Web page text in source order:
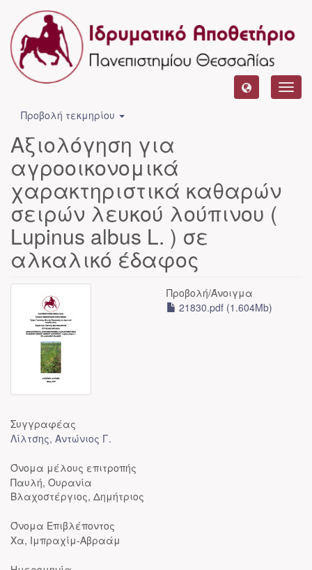
Προβολή τεκμηρίου
Αξιολόγηση για
αγροοικονομικά
χαρακτηριστικά καθαρών
σειρών λευκού λούπινου (
Lupinus albus L. ) σε
αλκαλικό έδαφος
Προβολή/Άνοιγμα
21830.pdf (1.604Mb)
Συγγραφέας
Λίλτσης, Αντώνιος Γ.
Όνομα μέλους επιτροπής
Παυλή, Ουρανία
Βλαχοστέργιος, Δημήτριος
Όνομα Επιβλέποντος
Χα, Ιμπραχίμ-Αβραάμ